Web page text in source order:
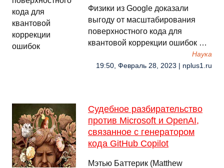
Физики из Google доказали
выгоду от масштабирования
поверхностного кода для
квантовой коррекции ошибок …
Наука
19:50, Февраль 28, 2023 | nplus1.ru
Судебное разбирательство
против Microsoft и OpenAI,
связанное с генератором
кода GitHub Copilot
Мэтью Баттерик (Matthew